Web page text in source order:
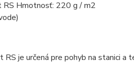
Hmotnosť: 220 g / m2
je určená pre pohyb na stanici a